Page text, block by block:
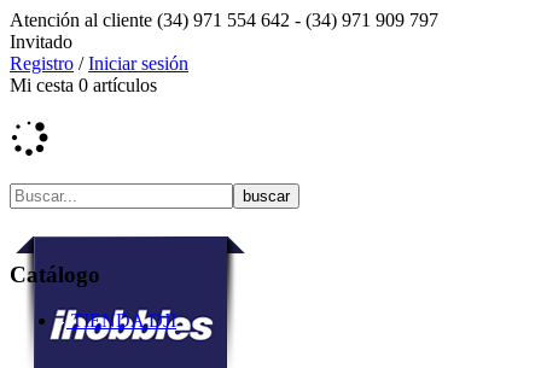
Atención al cliente (34) 971 554 642 - (34) 971 909 797
Invitado
Registro /Iniciar sesión
Mi cesta 0 artículos
Catálogo
TIENDA DJI